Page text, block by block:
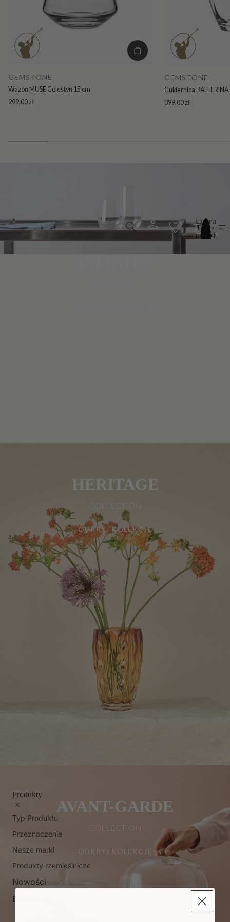
Produkty
Typ Produktu
Przeznaczenie
Nasze marki
Produkty rzemieślnicze
Nowości
Bestsellery
Łączna
liczba
pozycji
w
GEMSTONE
Wazon MUSE Celestyn 15 cm
299,00 zł
GEMSTONE
Cukiernica BALLERINA
399,00 zł
HERITAGE
COLLECTION
ODKRYJ KOLEKCJĘ
AVANT-GARDE
COLLECTION
ODKRYJ KOLEKCJĘ